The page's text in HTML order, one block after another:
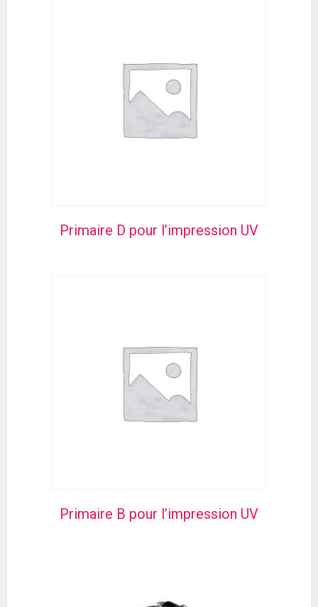
Primaire D pour l’impression UV
Primaire B pour l’impression UV